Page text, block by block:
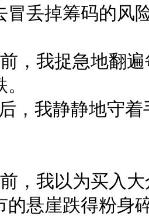
冒丢掉筹码的风
我捉急地翻遍
静静地守着手
我以为买入大
的悬崖跌得粉身